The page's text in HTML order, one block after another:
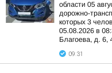
области 05
дорожно-
которых 3
05.08.2026 в
Благоева, д. 6,
09:31